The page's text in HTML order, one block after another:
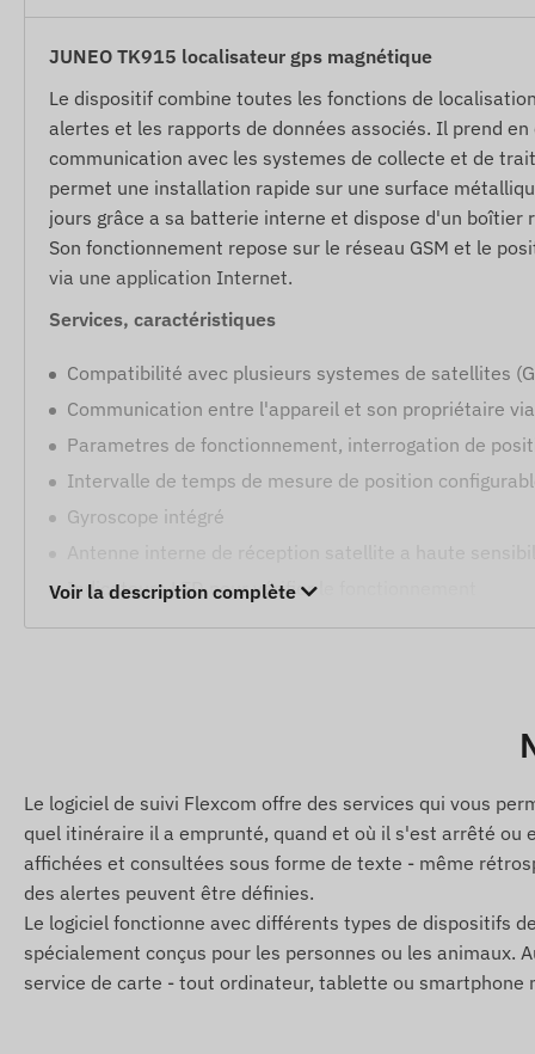
JUNEO TK915 localisateur gps magnétique
Le dispositif combine toutes les fonctions de
alertes et les rapports de données associés. Il prend
communication avec les systemes de collecte et de
permet une installation rapide sur une surface
jours grâce a sa batterie interne et dispose d'un
Son fonctionnement repose sur le réseau GSM et le
via une application Internet.
Services, caractéristiques
Compatibilité avec plusieurs systemes de satellites
Communication entre l'appareil et son propriétaire
Parametres de fonctionnement, interrogation de
Intervalle de temps de mesure de position
Gyroscope intégré
Antenne interne de réception satellite a haute
Indicateurs LED pour vérifier le fonctionnement
Modes veille et éveil
Dépassement de vitesse
Sortie ou entrée dans une zone géographique (POI)
Contenu de l'emballage
TKSTAR TK915 traceur GPS magnétique
Câble de chargement USB
Voir la description complète
Le logiciel de suivi Flexcom offre des services qui vous
quel itinéraire il a emprunté, quand et où il s'est arrêté
affichées et consultées sous forme de texte - même
des alertes peuvent être définies.
Le logiciel fonctionne avec différents types de dispositifs
spécialement conçus pour les personnes ou les
service de carte - tout ordinateur, tablette ou